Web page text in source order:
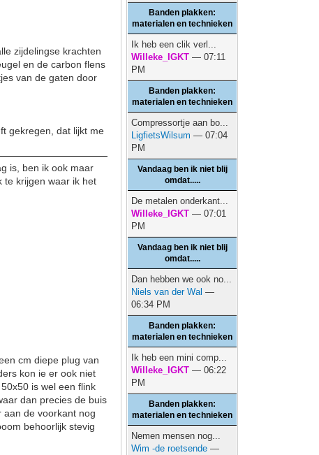
zijdelingse krachten
en de carbon flens
van de gaten door
gekregen, dat lijkt me
is, ben ik ook maar
te krijgen waar ik het
cm diepe plug van
kon ie er ook niet
is wel een flink
dan precies de buis
aan de voorkant nog
behoorlijk stevig
Banden plakken:
materialen en technieken
Ik heb een clik verl...
Willeke_IGKT — 07:11
PM
Banden plakken:
materialen en technieken
Compressortje aan bo...
LigfietsWilsum — 07:04
PM
Vandaag ben ik niet blij
omdat.....
De metalen onderkant...
Willeke_IGKT — 07:01
PM
Vandaag ben ik niet blij
omdat.....
Dan hebben we ook no...
Niels van der Wal —
06:34 PM
Banden plakken:
materialen en technieken
Ik heb een mini comp...
Willeke_IGKT — 06:22
PM
Banden plakken:
materialen en technieken
Nemen mensen nog...
Wim -de roetsende —